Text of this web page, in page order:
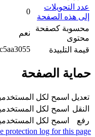
التحويلات
هذه الصفحة
كصفحة
نعم
التلبيدة
الصفحة
اسمح لكل المستخدمين
اسمح لكل المستخدمين
اسمح لكل المستخدمين
the protection log for this